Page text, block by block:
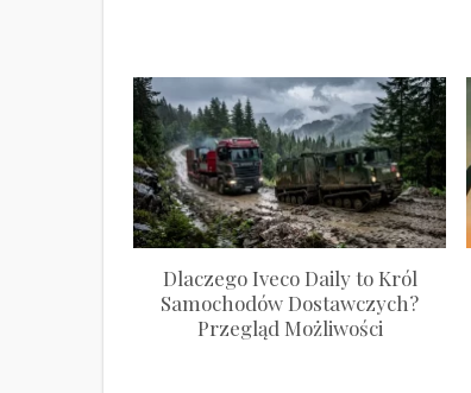
Dlaczego Iveco Daily to Król
Samochodów Dostawczych?
Przegląd Możliwości